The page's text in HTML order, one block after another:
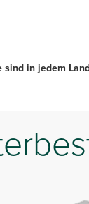
sind in jedem